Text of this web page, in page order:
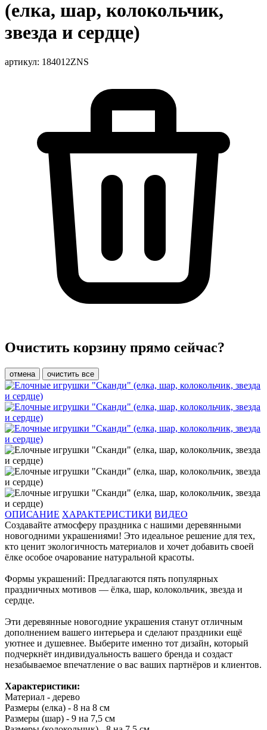
(елка, шар, колокольчик,
звезда и сердце)
артикул: 184012ZNS
Очистить корзину прямо сейчас?
отмена очистить все
ОПИСАНИЕ ХАРАКТЕРИСТИКИ ВИДЕО
Создавайте атмосферу праздника с нашими деревянными
новогодними украшениями! Это идеальное решение для тех,
кто ценит экологичность материалов и хочет добавить своей
ёлке особое очарование натуральной красоты.
Формы украшений: Предлагаются пять популярных
праздничных мотивов — ёлка, шар, колокольчик, звезда и
сердце.
Эти деревянные новогодние украшения станут отличным
дополнением вашего интерьера и сделают праздники ещё
уютнее и душевнее. Выберите именно тот дизайн, который
подчеркнёт индивидуальность вашего бренда и создаст
незабываемое впечатление о вас ваших партнёров и клиентов.
Характеристики:
Материал - дерево
Размеры (елка) - 8 на 8 см
Размеры (шар) - 9 на 7,5 см